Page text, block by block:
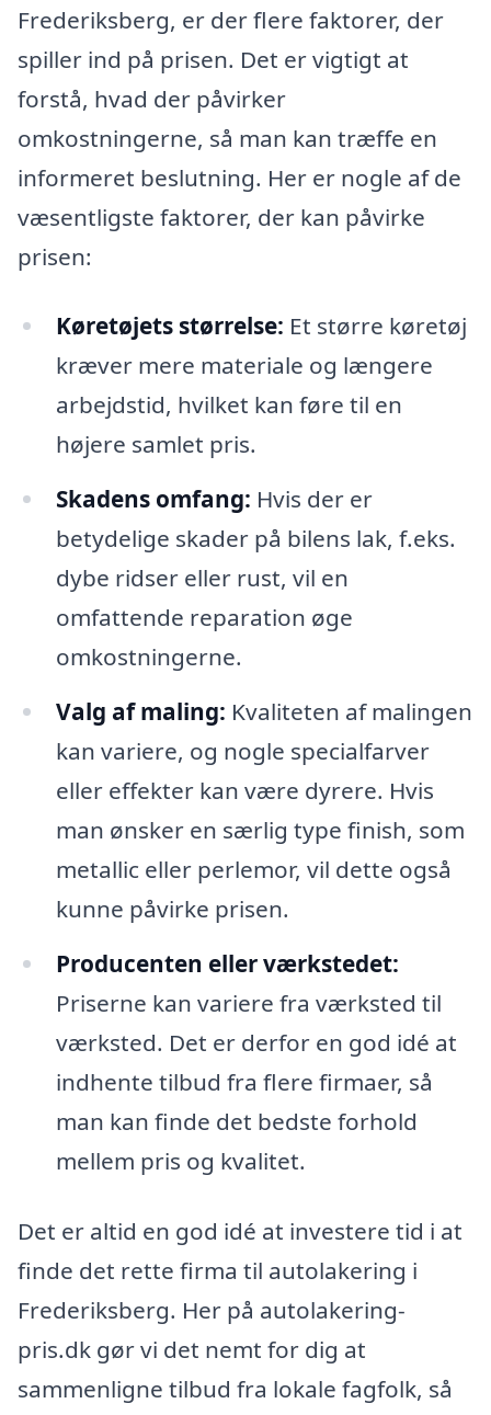
Frederiksberg, er der flere faktorer, der
spiller ind på prisen. Det er vigtigt at
forstå, hvad der påvirker
omkostningerne, så man kan træffe en
informeret beslutning. Her er nogle af de
væsentligste faktorer, der kan påvirke
prisen:
Køretøjets størrelse: Et større køretøj
kræver mere materiale og længere
arbejdstid, hvilket kan føre til en
højere samlet pris.
Skadens omfang: Hvis der er
betydelige skader på bilens lak, f.eks.
dybe ridser eller rust, vil en
omfattende reparation øge
omkostningerne.
Valg af maling: Kvaliteten af malingen
kan variere, og nogle specialfarver
eller effekter kan være dyrere. Hvis
man ønsker en særlig type finish, som
metallic eller perlemor, vil dette også
kunne påvirke prisen.
Producenten eller værkstedet:
Priserne kan variere fra værksted til
værksted. Det er derfor en god idé at
indhente tilbud fra flere firmaer, så
man kan finde det bedste forhold
mellem pris og kvalitet.
Det er altid en god idé at investere tid i at
finde det rette firma til autolakering i
Frederiksberg. Her på autolakering-
pris.dk gør vi det nemt for dig at
sammenligne tilbud fra lokale fagfolk, så